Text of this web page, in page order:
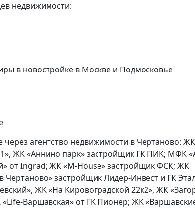
недвижимости:
в новостройке в Москве и Подмосковье
агентство недвижимости в Чертаново: ЖК
ЖК «Аннино парк» застройщик ГК ПИК; МФК
от Ingrad; ЖК «M-House» застройщик ФСК; ЖК
застройщик Лидер-Инвест и ГК
ЖК «На Кировоградской 22к2», ЖК
Варшавская» от ГК Пионер; ЖК